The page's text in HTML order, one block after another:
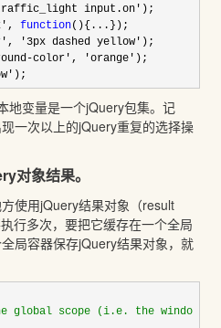
input.on ' );
' ,function(){...});
' , ' 3px dashed yellow ' );
color ' , 'orange ' );
' );
地变量是一个jQuery包集。记
一次以上的jQuery重复的选择操
对象结果。
使用jQuery结果对象（result
行多次，要把它缓存在一个全局
局容器保存jQuery结果对象，就
global scope (i.e. the windo